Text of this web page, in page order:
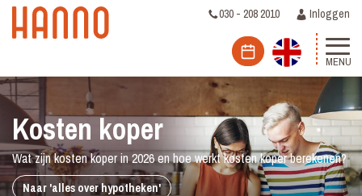
030 - 208 2010 Inloggen
MENU
Kosten koper
Wat zijn kosten koper in 2026 en hoe werkt kosten koper berekenen?
Naar 'alles over hypotheken'